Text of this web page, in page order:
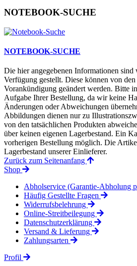
NOTEBOOK-SUCHE
NOTEBOOK-SUCHE
Die hier angegebenen Informationen sind
Verfügung gestellt. Diese können von
Vorankündigung geändert werden. Bitte
Aufgabe Ihrer Bestellung, da wir keine
Änderungen oder Abweichungen
Abbildungen dienen nur zu
von den tatsächlichen Produkten
über keinen eigenen Lagerbestand. Ein
vorherigen Bestellung möglich. Die
Lagerbestand unserer Einlieferer.
Zurück zum Seitenanfang
Shop
Abholservice (Garantie-Abholung
Häufig Gestellte Fragen
Widerrufsbelehrung
Online-Streitbeilegung
Datenschutzerklärung
Versand & Lieferung
Zahlungsarten
Profil